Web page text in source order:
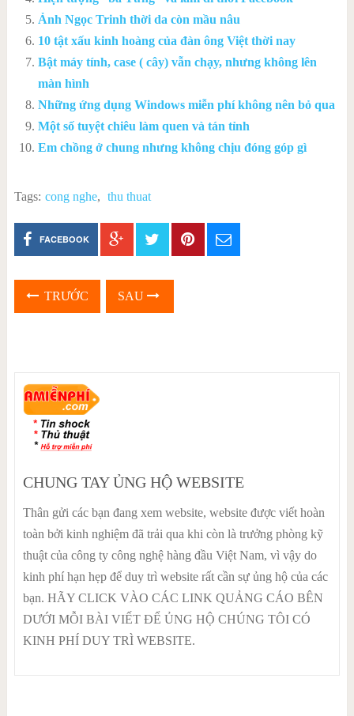
Ảnh Ngọc Trinh thời da còn mầu nâu
10 tật xấu kinh hoàng của đàn ông Việt thời nay
Bật máy tính, case ( cây) vẫn chạy, nhưng không lên
màn hình
Những ứng dụng Windows miễn phí không nên bỏ qua
Một số tuyệt chiêu làm quen và tán tỉnh
Em chồng ở chung nhưng không chịu đóng góp gì
Tags: cong nghe, thu thuat
FACEBOOK
TRƯỚC SAU
CHUNG TAY ỦNG HỘ WEBSITE
Thân gửi các bạn đang xem website, website được viết hoàn
toàn bởi kinh nghiệm đã trải qua khi còn là trưởng phòng kỹ
thuật của công ty công nghệ hàng đầu Việt Nam, vì vậy do
kinh phí hạn hẹp để duy trì website rất cần sự ủng hộ của các
bạn. HÃY CLICK VÀO CÁC LINK QUẢNG CÁO BÊN
DƯỚI MỖI BÀI VIẾT ĐỂ ỦNG HỘ CHÚNG TÔI CÓ
KINH PHÍ DUY TRÌ WEBSITE.